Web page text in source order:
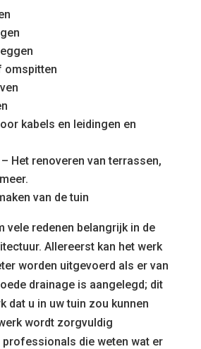
omspitten
kabels en leidingen en
Het renoveren van terrassen,
van de tuin
vele redenen belangrijk in de
Allereerst kan het werk
worden uitgevoerd als er van
drainage is aangelegd; dit
dat u in uw tuin zou kunnen
wordt zorgvuldig
die weten wat er